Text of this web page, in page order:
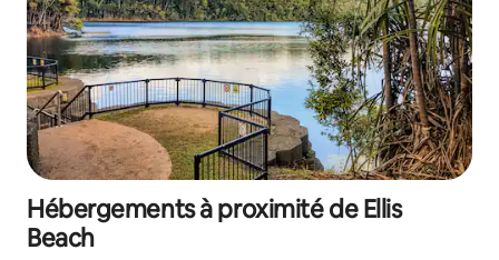
Hébergements à proximité de Ellis
Beach